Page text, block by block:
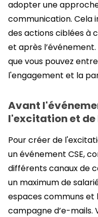
adopter une
communication. Cela
des actions ciblées à
et après
que vous pouvez
l'engagement et la
Avant
l'excitation et
Pour créer de
un événement CSE,
différents canaux de
un maximum de
espaces communs et
campagne d’e-mails.